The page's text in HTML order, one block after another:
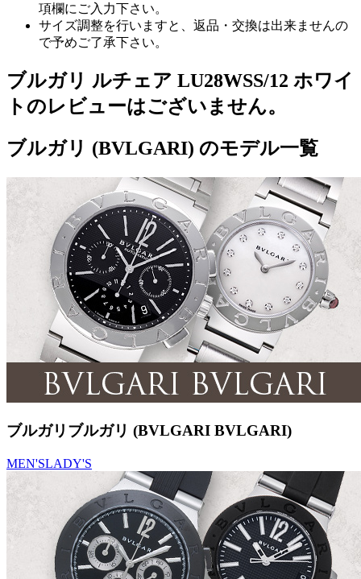
項欄にご入力下さい。
サイズ調整を行いますと、返品・交換は出来ませんの
で予めご了承下さい。
ブルガリ ルチェア LU28WSS/12 ホワイ
トのレビューはございません。
ブルガリ (BVLGARI) のモデル一覧
ブルガリブルガリ (BVLGARI BVLGARI)
MEN'SLADY'S